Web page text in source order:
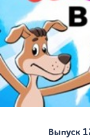
Выпуск